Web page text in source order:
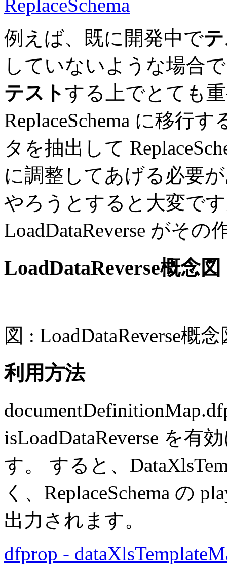
ReplaceSchema
例えば、既に開発中で
していないような場合
テスト する上でとても
ReplaceSchema に移行
タを抽出して
に調整してあげる必要
やろうとすると大変です
LoadDataReverse がそ
LoadDataReverse概念図
図 : LoadDataReverse概
利用方法
isLoadDataReverse を有
す。 すると、
く、ReplaceSchema の
出力されます。
dfprop -